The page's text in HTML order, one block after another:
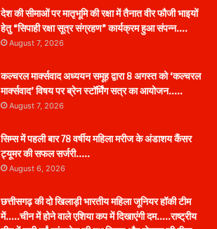
देश की सीमाओं पर मातृभूमि की रक्षा में तैनात वीर फौजी भाइयों
हेतु “सिपाही रक्षा सूत्र संग्रहण” कार्यक्रम हुआ संपन्न….
August 7, 2026
कल्चरल मार्क्सवाद अध्ययन समूह द्वारा 8 अगस्त को ‘कल्चरल
मार्क्सवाद’ विषय पर ब्रेन स्टॉर्मिंग सत्र का आयोजन…..
August 7, 2026
सिम्स में पहली बार 78 वर्षीय महिला मरीज के अंडाशय कैंसर
ट्यूमर की सफल सर्जरी…..
August 6, 2026
छत्तीसगढ़ की दो खिलाड़ी भारतीय महिला जूनियर हॉकी टीम
में…..चीन में होने वाले एशिया कप में दिखाएंगी दम…..राष्ट्रीय